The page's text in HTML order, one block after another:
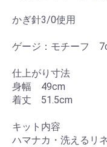
かぎ針3/0使用
ゲージ：モチーフ
仕上がり寸法
身幅 49cm
着丈 51.5cm
キット内容
ハマナカ・洗えるリ